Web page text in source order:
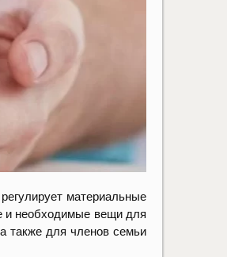
материальные
и необходимые вещи для
также для членов семьи